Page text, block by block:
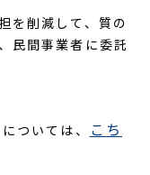
を削減して、質の
民間事業者に委託
ついては、
こち